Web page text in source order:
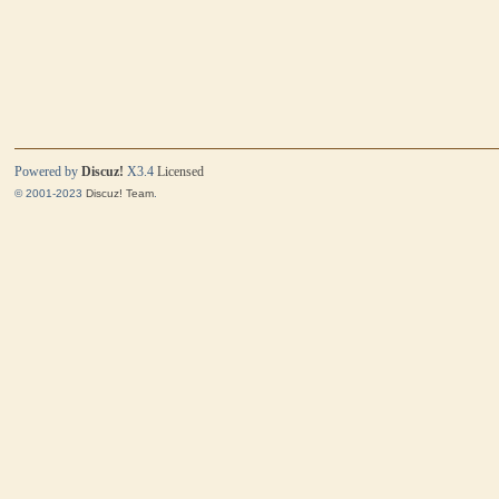
Powered byDiscuz! X3.4 Licensed
© 2001-2023Discuz! Team